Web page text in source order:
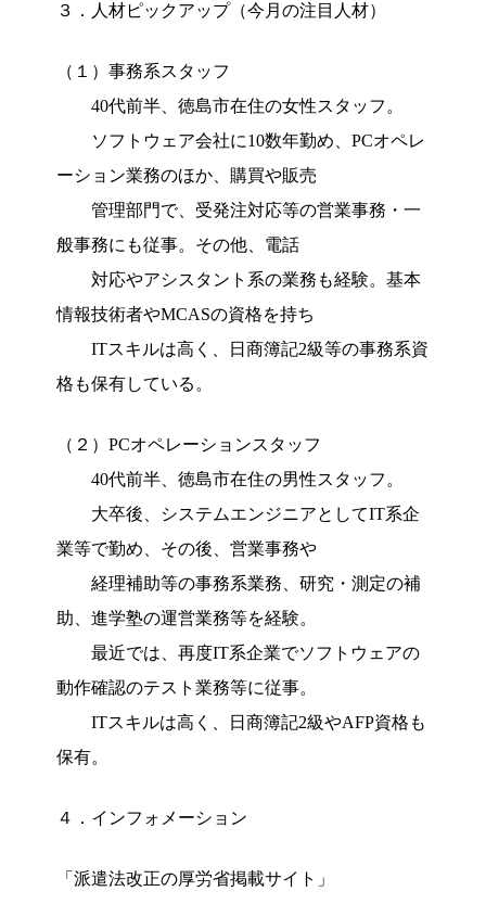
３．人材ピックアップ（今月の注目人材）
（１）事務系スタッフ
40代前半、徳島市在住の女性スタッフ。
ソフトウェア会社に10数年勤め、PCオペレ
ーション業務のほか、購買や販売
管理部門で、受発注対応等の営業事務・一
般事務にも従事。その他、電話
対応やアシスタント系の業務も経験。基本
情報技術者やMCASの資格を持ち
ITスキルは高く、日商簿記2級等の事務系資
格も保有している。
（２）PCオペレーションスタッフ
40代前半、徳島市在住の男性スタッフ。
大卒後、システムエンジニアとしてIT系企
業等で勤め、その後、営業事務や
経理補助等の事務系業務、研究・測定の補
助、進学塾の運営業務等を経験。
最近では、再度IT系企業でソフトウェアの
動作確認のテスト業務等に従事。
ITスキルは高く、日商簿記2級やAFP資格も
保有。
４．インフォメーション
「派遣法改正の厚労省掲載サイト」